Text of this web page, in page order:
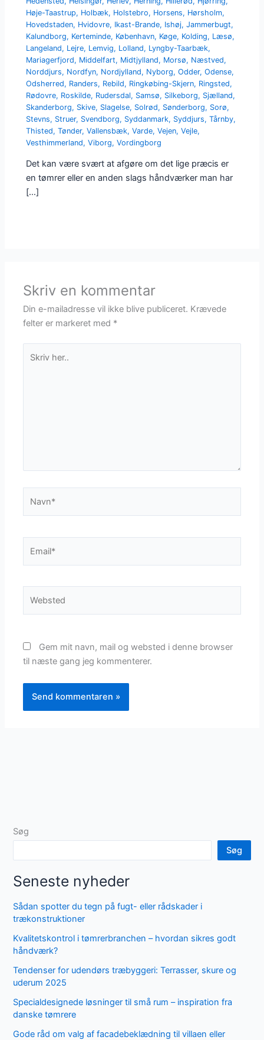
Høje-Taastrup, Holbæk, Holstebro, Horsens, Hørsholm,
Hovedstaden, Hvidovre, Ikast-Brande, Ishøj,Jammerbugt,
Kalundborg, Kerteminde, København, Køge, Kolding, Læsø,
Langeland, Lejre, Lemvig, Lolland, Lyngby-Taarbæk,
Mariagerfjord, Middelfart, Midtjylland, Morsø, Næstved,
Norddjurs, Nordfyn, Nordjylland, Nyborg,Odder,Odense,
Odsherred, Randers, Rebild, Ringkøbing-Skjern, Ringsted,
Rødovre, Roskilde, Rudersdal, Samsø, Silkeborg, Sjælland,
Skanderborg, Skive, Slagelse, Solrød, Sønderborg, Sorø,
Stevns, Struer, Svendborg, Syddanmark, Syddjurs,Tårnby,
Thisted,Tønder,Vallensbæk,Varde,Vejen,Vejle,
Vesthimmerland,Viborg,Vordingborg
Det kan være svært at afgøre om det lige præcis er
en tømrer eller en anden slags håndværker man har
[…]
Skriv en kommentar
Din e-mailadresse vil ikke blive publiceret. Krævede
felter er markeret med *
her..
Gem mit navn, mail og websted i denne browser
til næste gang jeg kommenterer.
Søg
Søg
Seneste nyheder
Sådan spotter du tegn på fugt- eller rådskader i
trækonstruktioner
Kvalitetskontrol i tømrerbranchen – hvordan sikres godt
håndværk?
Tendenser for udendørs træbyggeri: Terrasser, skure og
uderum 2025
Specialdesignede løsninger til små rum – inspiration fra
danske tømrere
Gode råd om valg af facadebeklædning til villaen eller